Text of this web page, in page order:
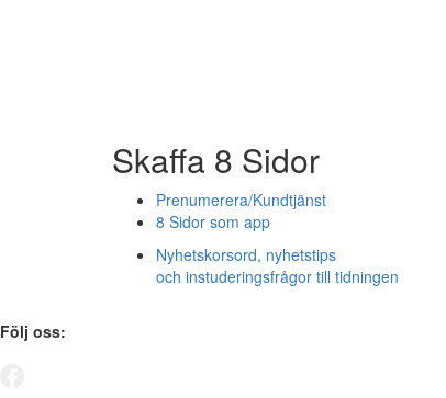
Skaffa 8 Sidor
Prenumerera/Kundtjänst
8 Sidor som app
Nyhetskorsord, nyhetstips
och instuderingsfrågor till tidningen
Följ oss: